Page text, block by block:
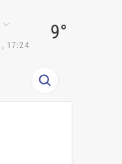
17:24
9°